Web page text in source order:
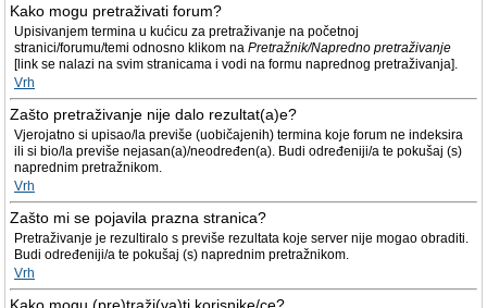
Kako mogu pretraživati forum?
Upisivanjem termina u kućicu za pretraživanje na početnoj
stranici/forumu/temi odnosno klikom na Pretražnik/Napredno pretraživanje
[link se nalazi na svim stranicama i vodi na formu naprednog pretraživanja].
Vrh
Zašto pretraživanje nije dalo rezultat(a)e?
Vjerojatno si upisao/la previše (uobičajenih) termina koje forum ne indeksira
ili si bio/la previše nejasan(a)/neodređen(a). Budi određeniji/a te pokušaj (s)
naprednim pretražnikom.
Vrh
Zašto mi se pojavila prazna stranica?
Pretraživanje je rezultiralo s previše rezultata koje server nije mogao obraditi.
Budi određeniji/a te pokušaj (s) naprednim pretražnikom.
Vrh